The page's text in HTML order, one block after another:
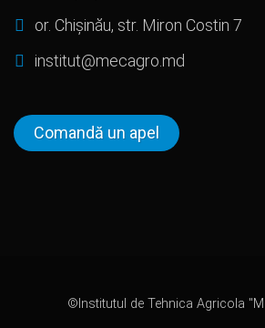
or. Chișinău, str. Miron Costin 7
institut@mecagro.md
Comandă un apel
©Institutul de Tehnica Agricola